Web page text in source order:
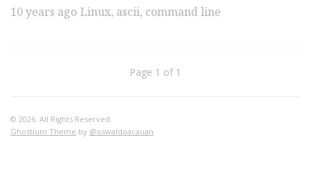
10 years ago Linux, ascii, command line
Page 1 of 1
© 2026. All Rights Reserved.
Ghostium Theme by @oswaldoacauan